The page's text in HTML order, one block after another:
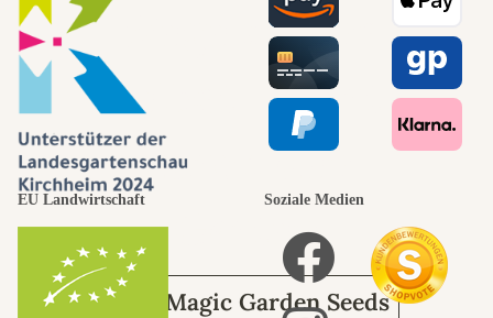
Wege zu uns
selbst führt
durch den
Garten
Über Magic Garden Seeds
EU Landwirtschaft Soziale Medien